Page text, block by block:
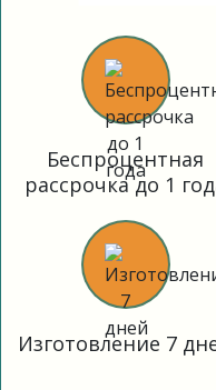
Беспроцентная
рассрочка до 1
Изготовление 7